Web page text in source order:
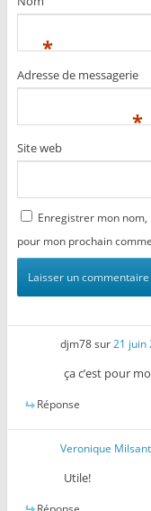
*
Adresse de messagerie
*
Site web
Enregistrer mon
pour mon prochain
djm78sur21 juin
ça c’est pour
Réponse
Veronique Milsant
Utile!